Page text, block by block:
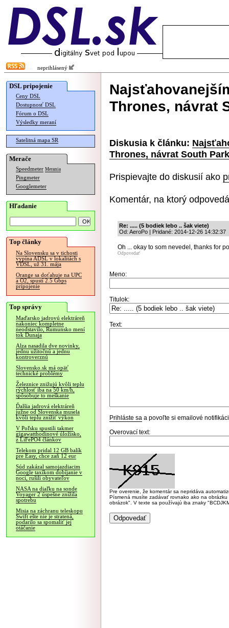
neprihlásený
DSL pripojenie
Ceny DSL
Dostupnosť DSL
Fórum o DSL
Výsledky meraní
Satelitná mapa SR
Merače
Speedmeter Merania
Pingmeter
Googlemeter
Hľadanie
Top články
Na Slovensku sa v tichosti
vypína ADSL v lokalitách s
VDSL, už 31. mája
Orange sa doťahuje na UPC
a O2, spustí 2.5 Gbps
pripojenie
Top správy
Maďarsko jadrovú elektráreň
nakoniec kompletne
neodstavilo, Rumunsko mení
tok Dunaja
Alza nasadila dve novinky,
jednu užitočnú a jednu
kontroverznú
Slovensko.sk má opäť
technické problémy
Železnice znižujú kvôli teplu
rýchlosť iba na 50 km/h,
spôsobuje to meškanie
Ďalšia jadrová elektráreň
južne od Slovenska musela
kvôli teplu znížiť výkon
V Poľsku spustili takmer
gigawatthodinové úložisko,
z LiFePO4 článkov
Telekom pridal 12 GB balík
pre Easy, chce zaň 12 eur
Súd zakázal samojazdiacim
Google taxíkom dobíjanie v
noci, rušili obyvateľov
NASA na diaľku na sonde
Voyager 2 úspešne znížila
spotrebu
Misia na záchranu teleskopu
Swift ešte nie je stratená,
podarilo sa spomaliť jej
otáčanie
Thrones, návrat
Diskusia k článku:
Thrones, návrat South
Prispievajte do diskusií ako
Komentár, na ktorý
Re: ..... (5 bodiek lebo .. šak viete)
Od: AeroPo | Pridané: 2014-12-26 14:32:37
Oh ... okay to som nevedel, thanks for
Odpovedať
Meno:
Titulok:
Text:
Prihláste sa a povoľte si emailové
Overovací text:
Pre overenie, že komentár sa nepridáva
Písmená musíte zadávať rovnako ako na
obrázok". V texte sa používajú iba znaky